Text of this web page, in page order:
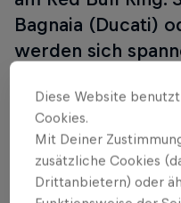
Bagnaia (Ducati)
werden sich
WM-Punkte
Moto3, MotoGP
und MotoE.
Wenn die besten
Diese Website
Cookies.
Mit Deiner
zusätzliche Cookies
Drittanbietern) oder